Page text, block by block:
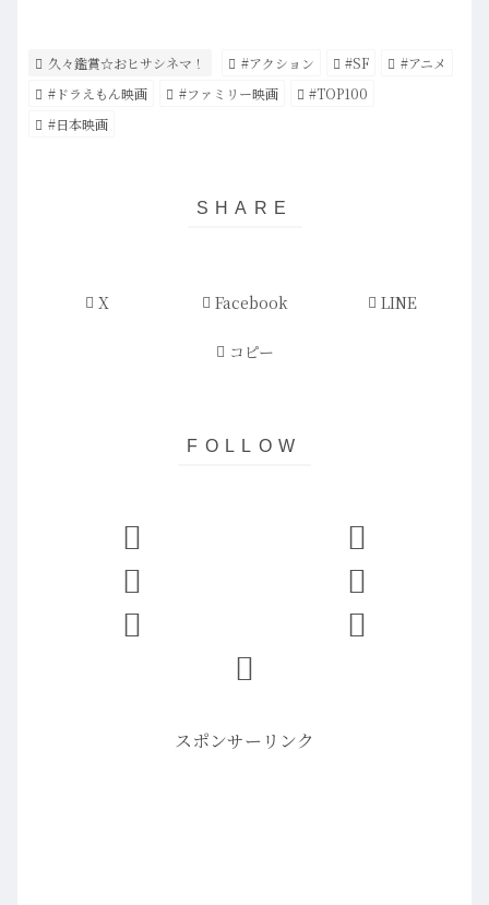
久々鑑賞☆おヒサシネマ！ #アクション #SF
#アニメ
#ドラえもん映画
#ファミリー映画
#TOP100
#日本映画
X Facebook LINE
コピー
スポンサーリンク